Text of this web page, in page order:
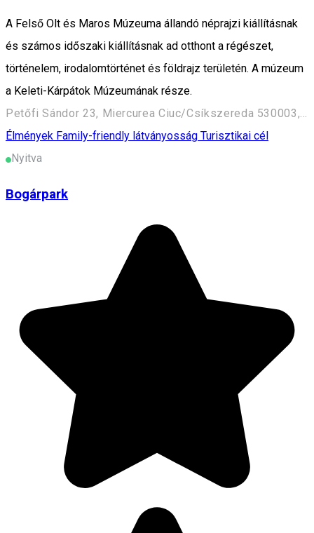
A Felső Olt és Maros Múzeuma állandó néprajzi kiállításnak
és számos időszaki kiállításnak ad otthont a régészet,
történelem, irodalomtörténet és földrajz területén. A múzeum
a Keleti-Kárpátok Múzeumának része.
Petőfi Sándor 23, Miercurea Ciuc/Csíkszereda 530003, Romania
Élmények Family-friendly látványosság Turisztikai cél
Nyitva
Bogárpark